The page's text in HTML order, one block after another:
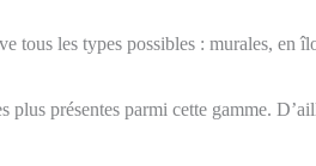
tous les types possibles : murales, en
plus présentes parmi cette gamme.